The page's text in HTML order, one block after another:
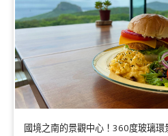
國境之南的景觀中心！360度玻璃